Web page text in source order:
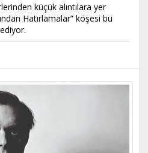
küçük alıntılara yer
Hatırlamalar” köşesi bu